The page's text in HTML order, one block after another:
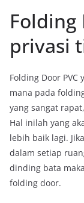
Folding
privasi
Folding Door
mana pada
yang sangat
Hal inilah yang
lebih baik lagi.
dalam setiap
dinding bata
folding door.